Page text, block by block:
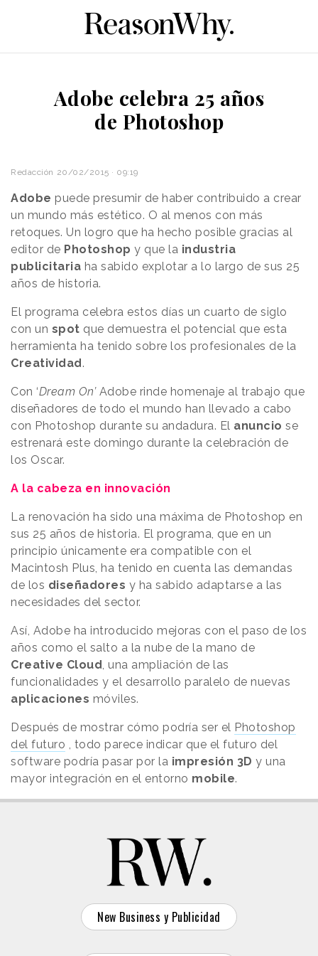
Adobe celebra 25 años
de Photoshop
Redacción 20/02/2015 · 09:19
Adobe puede presumir de haber contribuido a crear
un mundo más estético. O al menos con más
retoques. Un logro que ha hecho posible gracias al
editor de Photoshop y que la industria
publicitaria ha sabido explotar a lo largo de sus 25
años de historia.
El programa celebra estos días un cuarto de siglo
con un spot que demuestra el potencial que esta
herramienta ha tenido sobre los profesionales de la
Creatividad.
Con ‘Dream On’Adobe rinde homenaje al trabajo que
diseñadores de todo el mundo han llevado a cabo
con Photoshop durante su andadura. El anuncio se
estrenará este domingo durante la celebración de
los Oscar.
A la cabeza en innovación
La renovación ha sido una máxima de Photoshop en
sus 25 años de historia. El programa, que en un
principio únicamente era compatible con el
Macintosh Plus, ha tenido en cuenta las demandas
de los diseñadores y ha sabido adaptarse a las
necesidades del sector.
Así, Adobe ha introducido mejoras con el paso de los
años como el salto a la nube de la mano de
Creative Cloud , una ampliación de las
funcionalidades y el desarrollo paralelo de nuevas
aplicaciones móviles.
Después de mostrar cómo podría ser el Photoshop
del futuro , todo parece indicar que el futuro del
software podría pasar por la impresión 3D y una
mayor integración en el entorno mobile.
New Business y Publicidad